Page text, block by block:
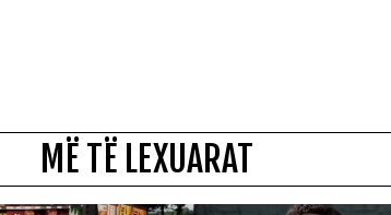
MË TË LEXUARAT